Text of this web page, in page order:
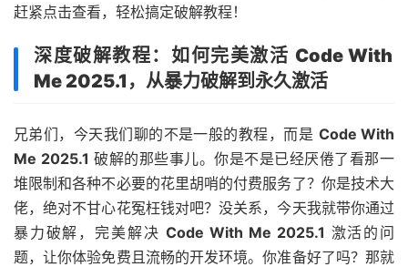
赶紧点击查看，轻松搞定破解教程！
深度破解教程：如何完美激活 Code With
Me 2025.1 ，从暴力破解到永久激活
兄弟们，今天我们聊的不是一般的教程，而是 Code With
Me 2025.1 破解的那些事儿。你是不是已经厌倦了看那一
堆限制和各种不必要的花里胡哨的付费服务了？你是技术大
佬，绝对不甘心花冤枉钱对吧？没关系，今天我就带你通过
暴力破解，完美解决Code With Me 2025.1 激活的问
题，让你体验免费且流畅的开发环境。你准备好了吗？那就